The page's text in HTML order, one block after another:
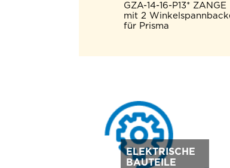
GZA-14-16-P13* ZANGE
mit 2
für Prisma
ELEKTRISCHE
BAUTEILE